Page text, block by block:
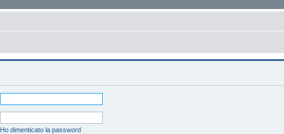
Ho dimenticato la password